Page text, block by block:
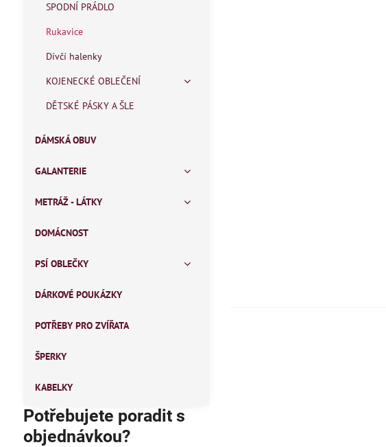
SPODNÍ PRÁDLO
Rukavice
Dívčí halenky
KOJENECKÉ OBLEČENÍ
DĚTSKÉ PÁSKY A ŠLE
DÁMSKÁ OBUV
GALANTERIE
METRÁŽ - LÁTKY
DOMÁCNOST
PSÍ OBLEČKY
DÁRKOVÉ POUKÁZKY
POTŘEBY PRO ZVÍŘATA
ŠPERKY
KABELKY
Potřebujete poradit s
objednávkou?